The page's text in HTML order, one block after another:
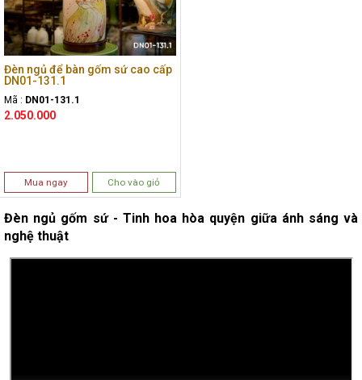
Đèn ngủ để bàn gốm sứ cao cấp
DN01-131.1
Mã : DN01-131.1
2.050.000
Mua ngay Cho vào giỏ
Đèn ngủ gốm sứ - Tinh hoa hòa quyện giữa ánh sáng và
nghệ thuật